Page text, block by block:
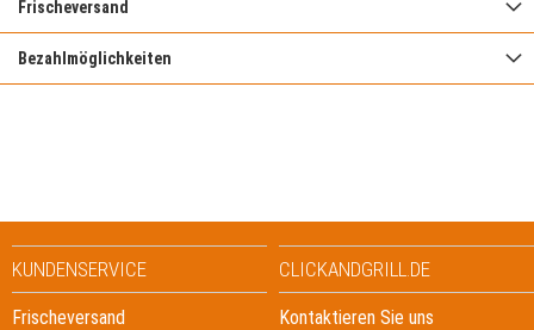
Frischeversand
Bezahlmöglichkeiten
KUNDENSERVICE
Frischeversand
CLICKANDGRILL.DE
Kontaktieren Sie uns